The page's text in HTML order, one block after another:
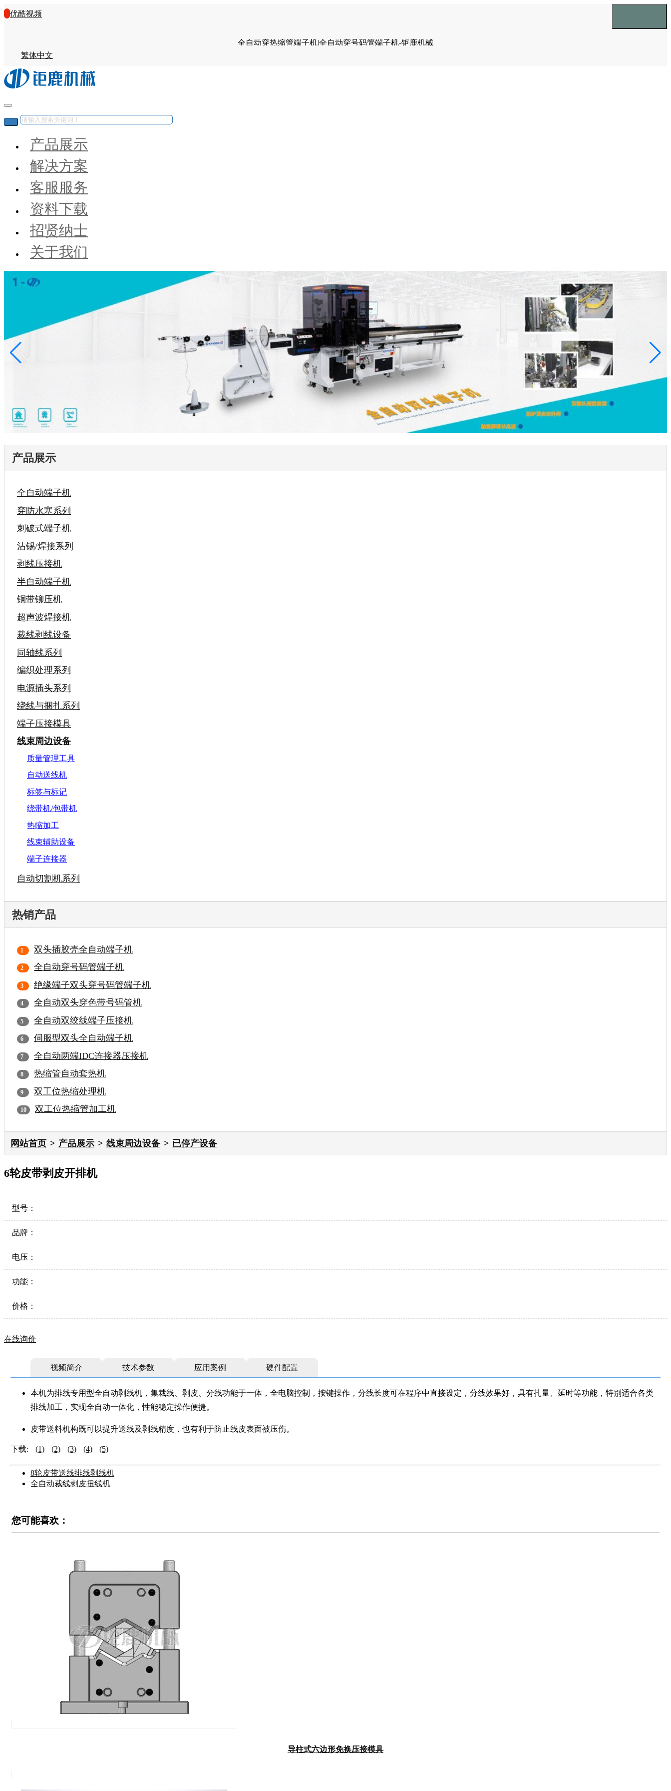
优酷视频
全自动穿热缩管端子机|全自动穿号码管端子机-钜鹿机械
繁体中文
产品展示
解决方案
客服服务
资料下载
招贤纳士
关于我们
产品展示
全自动端子机
穿防水塞系列
刺破式端子机
沾锡/焊接系列
剥线压接机
半自动端子机
铜带铆压机
超声波焊接机
裁线剥线设备
同轴线系列
编织处理系列
电源插头系列
绕线与捆扎系列
端子压接模具
线束周边设备
质量管理工具
自动送线机
标签与标记
绕带机/包带机
热缩加工
线束辅助设备
端子连接器
自动切割机系列
热销产品
双头插胶壳全自动端子机
全自动穿号码管端子机
绝缘端子双头穿号码管端子机
全自动双头穿色带号码管机
全自动双绞线端子压接机
伺服型双头全自动端子机
全自动两端IDC连接器压接机
热缩管自动套热机
双工位热缩处理机
双工位热缩管加工机
网站首页 产品展示 线束周边设备 已停产设备
6轮皮带剥皮开排机
型号：
品牌：
电压：
功能：
价格：
在线询价
视频简介 技术参数 应用案例 硬件配置
本机为排线专用型全自动剥线机，集裁线、剥皮、分线功能于一体，全电脑控制，按键操作，分线长度可在程序中直接设定，分线效果好，具有扎量、延时等功能，特别适合各类
排线加工，实现全自动一体化，性能稳定操作便捷。
皮带送料机构既可以提升送线及剥线精度，也有利于防止线皮表面被压伤。
下载: (1) (2) (3) (4) (5)
8轮皮带送线排线剥线机
全自动裁线剥皮扭线机
您可能喜欢：
导柱式六边形免换压接模具